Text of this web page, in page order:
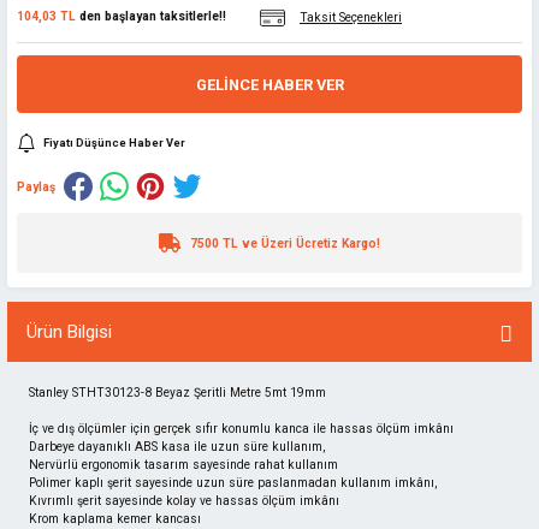
104,03 TL den başlayan taksitlerle!! Taksit Seçenekleri
GELINCE HABER VER
Fiyatı Düşünce Haber Ver
Paylaş
7500 TL ve Üzeri Ücretiz Kargo!
Ürün Bilgisi
Stanley STHT30123-8 Beyaz Şeritli Metre 5mt 19mm
İç ve dış ölçümler için gerçek sıfır konumlu kanca ile hassas ölçüm imkânı
Darbeye dayanıklı ABS kasa ile uzun süre kullanım,
Nervürlü ergonomik tasarım sayesinde rahat kullanım
Polimer kaplı şerit sayesinde uzun süre paslanmadan kullanım imkânı,
Kıvrımlı şerit sayesinde kolay ve hassas ölçüm imkânı
Krom kaplama kemer kancası